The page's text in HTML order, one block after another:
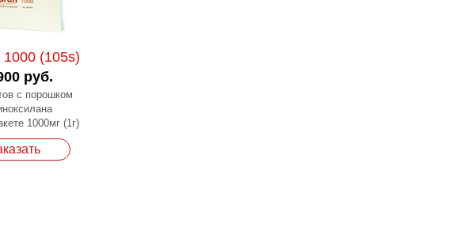
1000 (105s)
руб.
с порошком
1000мг (1г)